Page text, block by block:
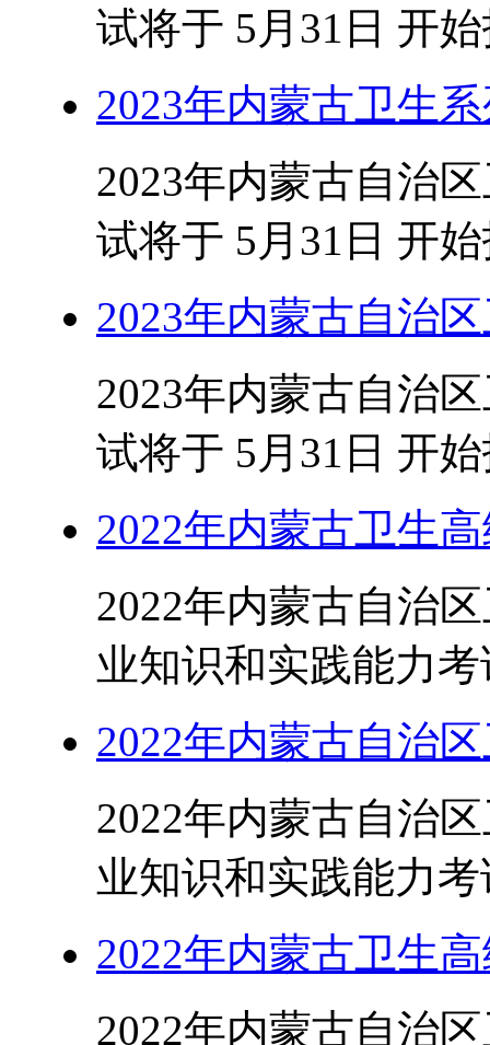
试将于 5月31日 开
2023年内蒙古卫生
2023年内蒙古自治
试将于 5月31日 开
2023年内蒙古自治
2023年内蒙古自治
试将于 5月31日 开
2022年内蒙古卫生
2022年内蒙古自治
业知识和实践能力
2022年内蒙古自治
2022年内蒙古自治
业知识和实践能力
2022年内蒙古卫生
2022年内蒙古自治